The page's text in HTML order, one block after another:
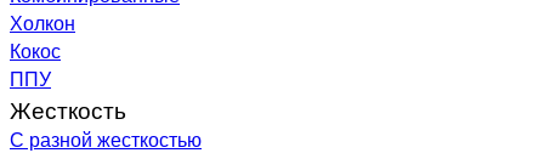
Холкон
Кокос
ППУ
Жесткость
С разной жесткостью